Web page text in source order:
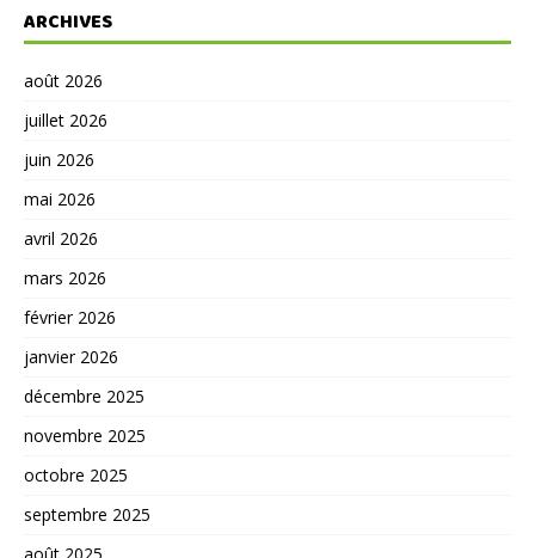
ARCHIVES
août 2026
juillet 2026
juin 2026
mai 2026
avril 2026
mars 2026
février 2026
janvier 2026
décembre 2025
novembre 2025
octobre 2025
septembre 2025